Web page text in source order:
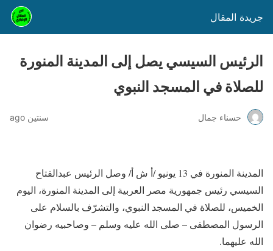
جريدة المقال
الرئيس السيسي يصل إلى المدينة المنورة
للصلاة في المسجد النبوي
حسناء جمال سنتين ago
المدينة المنورة في 13 يونيو /أ ش أ/ وصل الرئيس عبدالفتاح
السيسي رئيس جمهورية مصر العربية إلى المدينة المنورة، اليوم
الخميس، للصلاة في المسجد النبوي، والتشرّف بالسلام على
الرسول المصطفى – صلى الله عليه وسلم – وصاحبيه رضوان
الله عليهما.